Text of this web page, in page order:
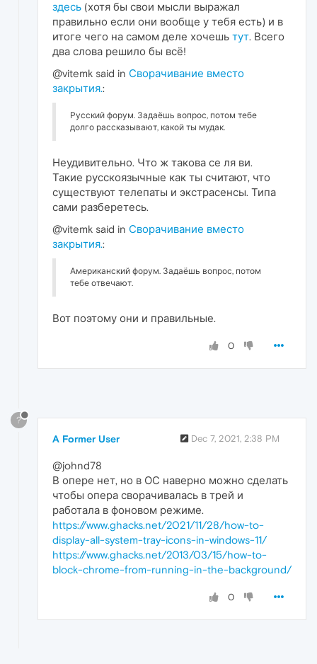
здесь (хотя бы свои мысли выражал
правильно если они вообще у тебя есть) и в
итоге чего на самом деле хочешь тут. Всего
два слова решило бы всё!
@vitemk said in Сворачивание вместо
закрытия.:
Русский форум. Задаёшь вопрос, потом тебе
долго рассказывают, какой ты мудак.
Неудивительно. Что ж такова се ля ви.
Такие русскоязычные как ты считают, что
существуют телепаты и экстрасенсы. Типа
сами разберетесь.
@vitemk said in Сворачивание вместо
закрытия.:
Американский форум. Задаёшь вопрос, потом
тебе отвечают.
Вот поэтому они и правильные.
0
?
A Former User Dec 7, 2021, 2:38 PM
@johnd78
В опере нет, но в ОС наверно можно сделать
чтобы опера сворачивалась в трей и
работала в фоновом режиме.
https://www.ghacks.net/2021/11/28/how-to-
display-all-system-tray-icons-in-windows-11/
https://www.ghacks.net/2013/03/15/how-to-
block-chrome-from-running-in-the-background/
0